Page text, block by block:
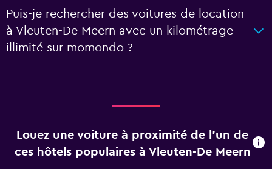
Puis-je rechercher des voitures de location
à Vleuten-De Meern avec un kilométrage
illimité sur momondo ?
Louez une voiture à proximité de l’un de
ces hôtels populaires à Vleuten-De Meern